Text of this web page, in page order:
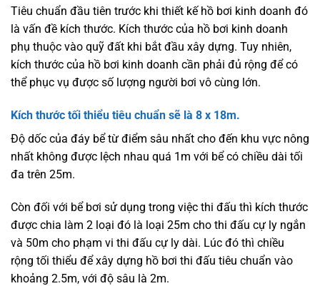
Tiêu chuẩn đầu tiên trước khi thiết kế hồ bơi kinh doanh đó
là vấn đề kích thước. Kích thước của hồ bơi kinh doanh
phụ thuộc vào quỹ đất khi bắt đầu xây dựng. Tuy nhiên,
kích thước của hồ bơi kinh doanh cần phải đủ rộng để có
thể phục vụ được số lượng người bơi vô cùng lớn.
Kích thước tối thiểu tiêu chuẩn sẽ là 8 x 18m.
Độ dốc của đáy bể từ điểm sâu nhất cho đến khu vực nông
nhất không được lệch nhau quá 1m với bể có chiều dài tối
đa trên 25m.
Còn đối với bể bơi sử dụng trong việc thi đấu thì kích thước
được chia làm 2 loại đó là loại 25m cho thi đấu cự ly ngắn
và 50m cho phạm vi thi đấu cự ly dài. Lúc đó thì chiều
rộng tối thiểu để xây dựng hồ bơi thi đấu tiêu chuẩn vào
khoảng 2.5m, với độ sâu là 2m.